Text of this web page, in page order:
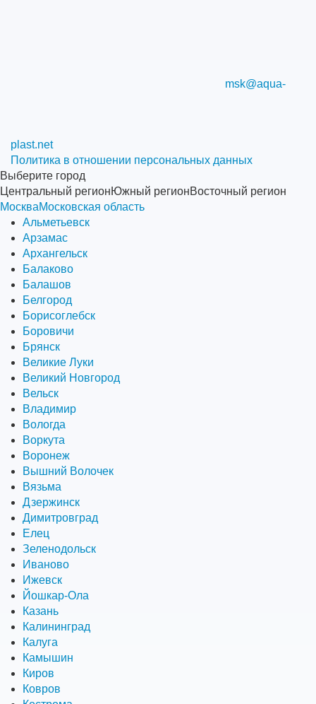
msk@aqua-
plast.net
Политика в отношении персональных данных
Выберите город
Центральный регионЮжный регионВосточный регион
МоскваМосковская область
Альметьевск
Арзамас
Архангельск
Балаково
Балашов
Белгород
Борисоглебск
Боровичи
Брянск
Великие Луки
Великий Новгород
Вельск
Владимир
Вологда
Воркута
Воронеж
Вышний Волочек
Вязьма
Дзержинск
Димитровград
Елец
Зеленодольск
Иваново
Ижевск
Йошкар-Ола
Казань
Калининград
Калуга
Камышин
Киров
Ковров